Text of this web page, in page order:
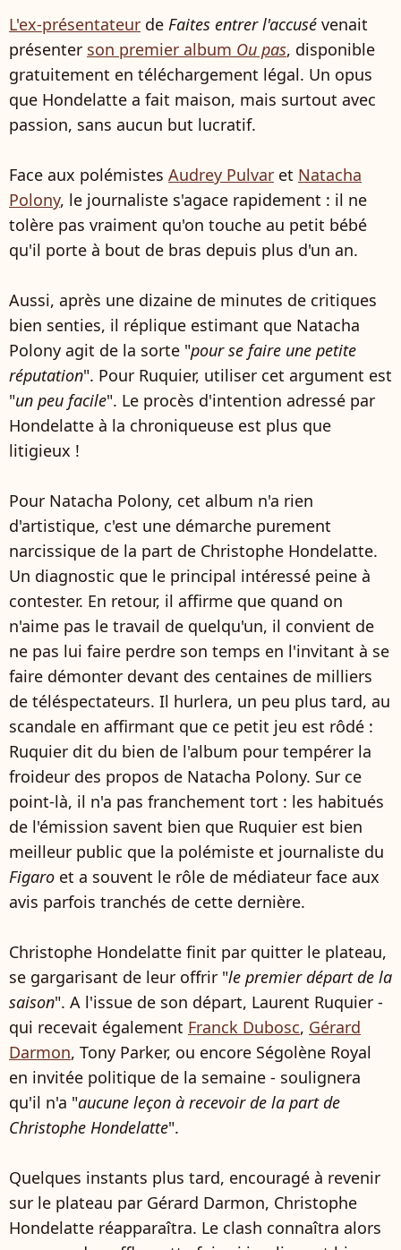
L'ex-présentateur de Faites entrer l'accusé venait
présenter son premier album Ou pas, disponible
gratuitement en téléchargement légal. Un opus
que Hondelatte a fait maison, mais surtout avec
passion, sans aucun but lucratif.
Face aux polémistes Audrey Pulvar et Natacha
Polony, le journaliste s'agace rapidement : il ne
tolère pas vraiment qu'on touche au petit bébé
qu'il porte à bout de bras depuis plus d'un an.
Aussi, après une dizaine de minutes de critiques
bien senties, il réplique estimant que Natacha
Polony agit de la sorte "pour se faire une petite
réputation". Pour Ruquier, utiliser cet argument est
"un peu facile". Le procès d'intention adressé par
Hondelatte à la chroniqueuse est plus que
litigieux !
Pour Natacha Polony, cet album n'a rien
d'artistique, c'est une démarche purement
narcissique de la part de Christophe Hondelatte.
Un diagnostic que le principal intéressé peine à
contester. En retour, il affirme que quand on
n'aime pas le travail de quelqu'un, il convient de
ne pas lui faire perdre son temps en l'invitant à se
faire démonter devant des centaines de milliers
de téléspectateurs. Il hurlera, un peu plus tard, au
scandale en affirmant que ce petit jeu est rôdé :
Ruquier dit du bien de l'album pour tempérer la
froideur des propos de Natacha Polony. Sur ce
point-là, il n'a pas franchement tort : les habitués
de l'émission savent bien que Ruquier est bien
meilleur public que la polémiste et journaliste du
Figaro et a souvent le rôle de médiateur face aux
avis parfois tranchés de cette dernière.
Christophe Hondelatte finit par quitter le plateau,
se gargarisant de leur offrir "le premier départ de la
saison". A l'issue de son départ, Laurent Ruquier -
qui recevait également Franck Dubosc, Gérard
Darmon, Tony Parker, ou encore Ségolène Royal
en invitée politique de la semaine - soulignera
qu'il n'a "aucune leçon à recevoir de la part de
Christophe Hondelatte".
Quelques instants plus tard, encouragé à revenir
sur le plateau par Gérard Darmon, Christophe
Hondelatte réapparaîtra. Le clash connaîtra alors